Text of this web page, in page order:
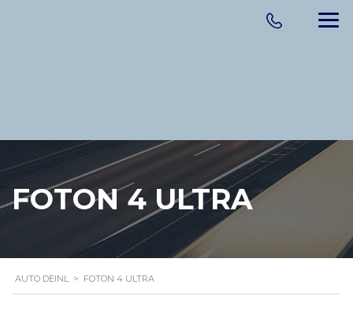
FOTON 4 ULTRA
AUTO DEINL > FOTON 4 ULTRA